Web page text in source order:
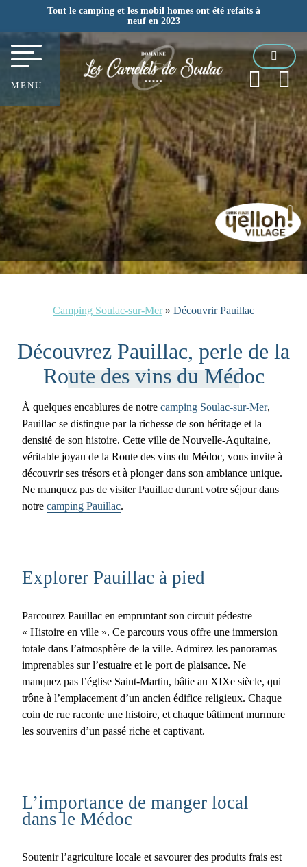
Tout le camping et les mobil homes ont été refaits à
neuf en 2023
MENU
Camping Soulac-sur-Mer» Découvrir Pauillac
Découvrez Pauillac, perle de la
Route des vins du Médoc
À quelques encablures de notre camping Soulac-sur-Mer,
Pauillac se distingue par la richesse de son héritage et la
densité de son histoire. Cette ville de Nouvelle-Aquitaine,
véritable joyau de la Route des vins du Médoc, vous invite à
découvrir ses trésors et à plonger dans son ambiance unique.
Ne manquez pas de visiter Pauillac durant votre séjour dans
notre camping Pauillac.
Explorer Pauillac à pied
Parcourez Pauillac en empruntant son circuit pédestre
« Histoire en ville ». Ce parcours vous offre une immersion
totale dans l’atmosphère de la ville. Admirez les panoramas
imprenables sur l’estuaire et le port de plaisance. Ne
manquez pas l’église Saint-Martin, bâtie au XIXe siècle, qui
trône à l’emplacement d’un ancien édifice religieux. Chaque
coin de rue raconte une histoire, et chaque bâtiment murmure
les souvenirs d’un passé riche et captivant.
L’importance de manger local
dans le Médoc
Soutenir l’agriculture locale et savourer des produits frais est